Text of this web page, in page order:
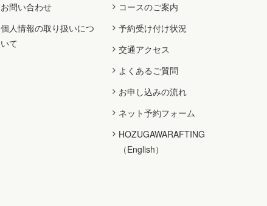
お問い合わせ
個人情報の取り扱いにつ
いて
コースのご案内
予約受け付け状況
交通アクセス
よくあるご質問
お申し込みの流れ
ネット予約フォーム
HOZUGAWARAFTING
（English）